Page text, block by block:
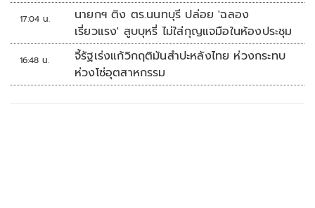
17:04 น.
นายกฯ ติง ตร.นนทบุรี ปล่อย 'ฉลอง
เรี่ยวแรง' สูบบุหรี่ ไม่ใส่กุญแจมือในห้องประชุม
16:48 น.
จี้รัฐเร่งแก้วิกฤติมันสำปะหลังไทย ห่วงกระทบ
ห่วงโซ่อุตสาหกรรม